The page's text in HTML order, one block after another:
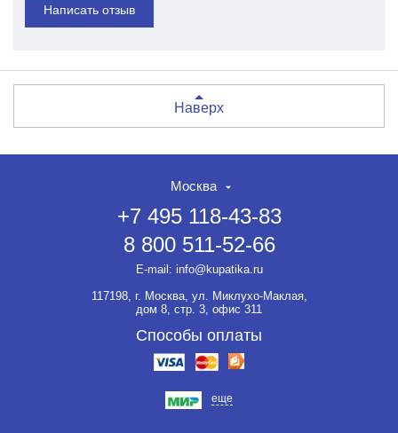
Написать отзыв
Наверх
Москва
+7 495 118-43-83
8 800 511-52-66
E-mail: info@kupatika.ru
117198, г. Москва, ул. Миклухо-Маклая,
дом 8, стр. 3, офис 311
Способы оплаты
еще